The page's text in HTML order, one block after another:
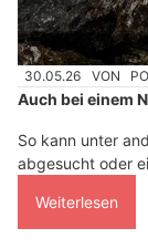
30.05.26 VON
Auch bei einem
So kann unter
abgesucht oder
Weiterlesen